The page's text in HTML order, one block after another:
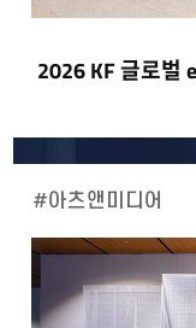
2026 KF 글로벌
#아츠앤미디어